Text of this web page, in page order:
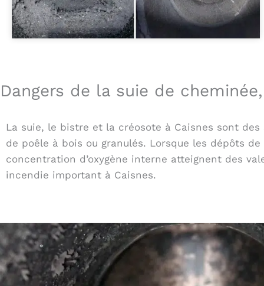
Dangers de la suie de
La suie, le bistre et la créosote à Caisnes sont
de poêle à bois ou granulés. Lorsque les dépôts
concentration d’oxygène interne atteignent des
incendie important à Caisnes.